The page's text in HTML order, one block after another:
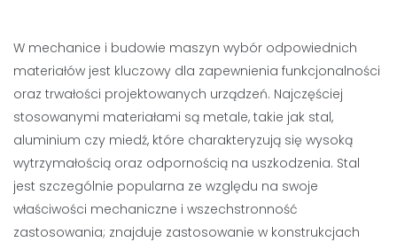
W mechanice i budowie maszyn wybór odpowiednich
materiałów jest kluczowy dla zapewnienia funkcjonalności
oraz trwałości projektowanych urządzeń. Najczęściej
stosowanymi materiałami są metale, takie jak stal,
aluminium czy miedź, które charakteryzują się wysoką
wytrzymałością oraz odpornością na uszkodzenia. Stal
jest szczególnie popularna ze względu na swoje
właściwości mechaniczne i wszechstronność
zastosowania; znajduje zastosowanie w konstrukcjach